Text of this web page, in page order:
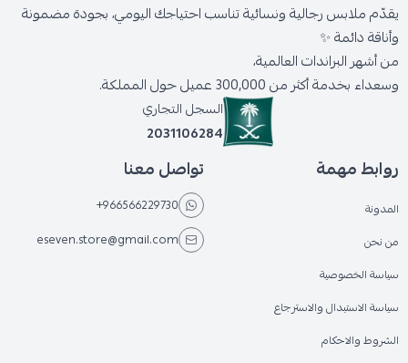
يقدّم ملابس رجالية ونسائية تناسب احتياجك اليومي، بجودة مضمونة
وأناقة دائمة ✨
من أشهر البراندات العالمية،
وسعداء بخدمة أكثر من 300,000 عميل حول المملكة.
السجل التجاري
2031106284
روابط مهمة
المدونة
من نحن
سياسة الخصوصية
سياسة الاستبدال والاسترجاع
الشروط والاحكام
تواصل معنا
+966566229730
eseven.store@gmail.com